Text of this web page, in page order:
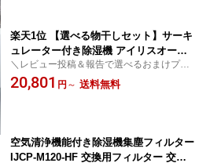
楽天1位 【選べる物干しセット】サーキ
ュレーター付き除湿機 アイリスオーヤ
マ 除湿機 衣類乾燥 サーキュレーター付
部屋干し 時短 デシカント式 室内物干し
＼レビュー投稿＆報告で選べるおまけプレ
ゼント！／ メーカー1年保証 サーキュレー
ター付き 除湿機 除湿器 衣類乾燥機 衣類乾
20,801 円 ～ 送料無料
空気清浄機能付き除湿機集塵フィルター
IJCP-M120-HF 交換用フィルター 交換